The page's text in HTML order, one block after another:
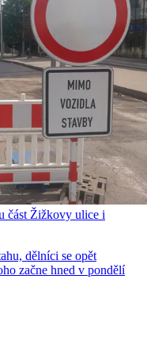
část Žižkovy ulice i
dělníci se opět
začne hned v pondělí